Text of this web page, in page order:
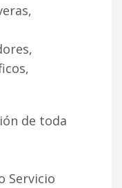
de toda
Servicio